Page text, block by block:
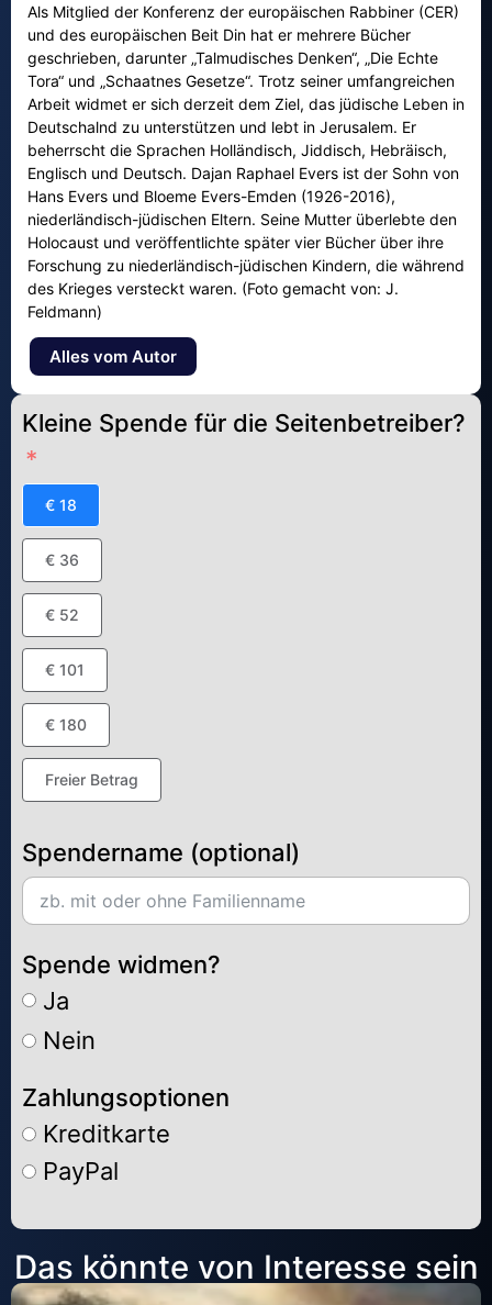
Als Mitglied der Konferenz der europäischen Rabbiner (CER)
und des europäischen Beit Din hat er mehrere Bücher
geschrieben, darunter „Talmudisches Denken“, „Die Echte
Tora“ und „Schaatnes Gesetze“. Trotz seiner umfangreichen
Arbeit widmet er sich derzeit dem Ziel, das jüdische Leben in
Deutschalnd zu unterstützen und lebt in Jerusalem. Er
beherrscht die Sprachen Holländisch, Jiddisch, Hebräisch,
Englisch und Deutsch. Dajan Raphael Evers ist der Sohn von
Hans Evers und Bloeme Evers-Emden (1926-2016),
niederländisch-jüdischen Eltern. Seine Mutter überlebte den
Holocaust und veröffentlichte später vier Bücher über ihre
Forschung zu niederländisch-jüdischen Kindern, die während
des Krieges versteckt waren. (Foto gemacht von: J.
Feldmann)
Alles vom Autor
Kleine Spende für die Seitenbetreiber?
€ 18
€ 36
€ 52
€ 101
€ 180
Freier Betrag
Spendername (optional)
Spende widmen?
Ja
Nein
Zahlungsoptionen
Kreditkarte
PayPal
Alternative:
Das könnte von Interesse sein